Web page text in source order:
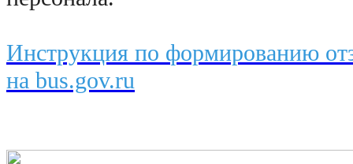
Инструкция по формированию
на bus.gov.ru